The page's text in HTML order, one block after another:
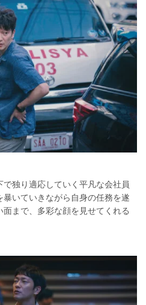
独り適応していく平凡な会社員
いていきながら自身の任務を遂
まで、多彩な顔を見せてくれる